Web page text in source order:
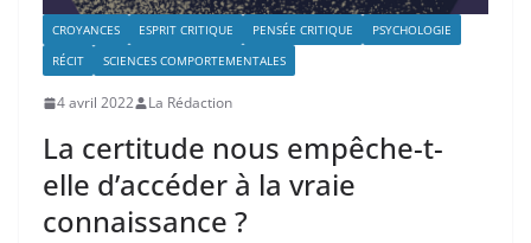
CROYANCES ESPRIT CRITIQUE PENSÉE CRITIQUE
PSYCHOLOGIE
RÉCIT
SCIENCES COMPORTEMENTALES
4 avril 2022 La Rédaction
La certitude nous empêche-t-
elle d’accéder à la vraie
connaissance ?